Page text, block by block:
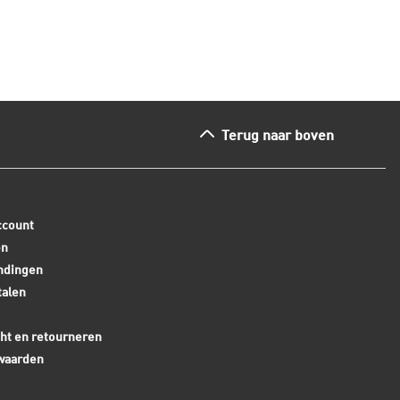
Terug naar boven
en retourneren